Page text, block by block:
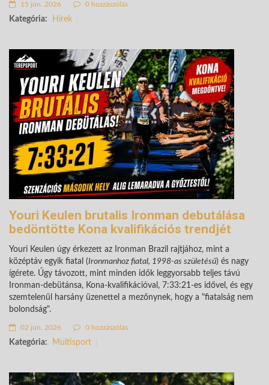
15 jún. 2026 0 hozzászólás
Kategória: Hírek
Youri Keulen brutalis Ironman debutálása
bedöntötte Kona kvalifikációs trendjét
Youri Keulen úgy érkezett az Ironman Brazil rajtjához, mint a
középtáv egyik fiatal (Ironmanhoz fiatal, 1998-as születésű) és nagy
ígérete. Úgy távozott, mint minden idők leggyorsabb teljes távú
Ironman-debütánsa, Kona-kvalifikációval, 7:33:21-es idővel, és egy
szemtelenül harsány üzenettel a mezőnynek, hogy a "fiatalság nem
bolondság".
02 jún. 2026 0 hozzászólás
Kategória: Multisport